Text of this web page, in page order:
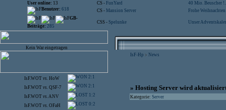
User online: 13 CS - FunYard
40 Mio. Beuscher
Benutzer: 618 CS - Mansion Server
Frohe
GB-
Beiträge: 285
CSS - Spelunke Unser
Kein War eingetragen
IsF.WOT vs. HoW 2:1
IsF.WOT vs. QSF-7 2:1
IsF.WOT vs.ANV 1:2
IsF.WOT vs. OFaH 0:2
IsF-Hp > News
» Hosting Server wird
Kategorie: Server